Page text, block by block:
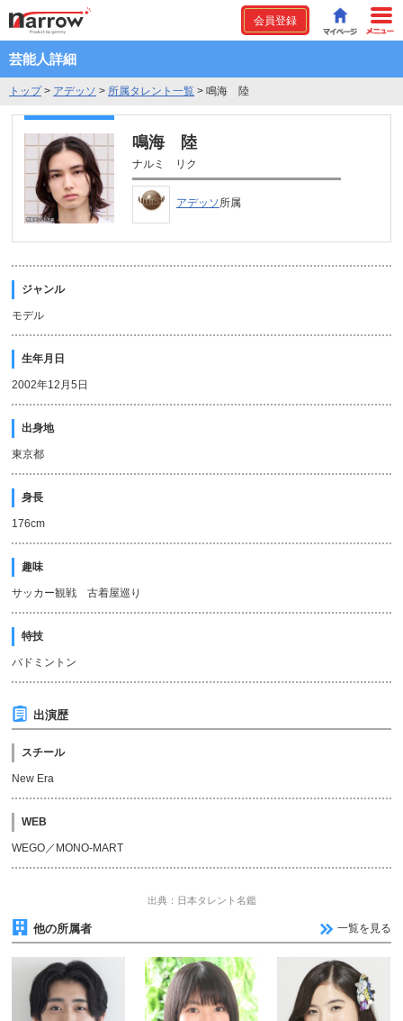
会員登録
芸能人詳細
トップ> アデッソ > 所属タレント一覧 > 鳴海 陸
鳴海 陸
ナルミ リク
アデッソ所属
ジャンル
モデル
生年月日
2002年12月5日
出身地
東京都
身長
176cm
趣味
サッカー観戦 古着屋巡り
特技
バドミントン
出演歴
スチール
New Era
WEB
WEGO／MONO-MART
出典：日本タレント名鑑
他の所属者 一覧を見る